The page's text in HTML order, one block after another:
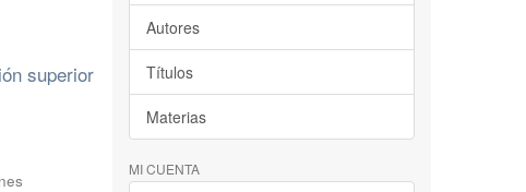
superior
Autores
Títulos
Materias
MI CUENTA